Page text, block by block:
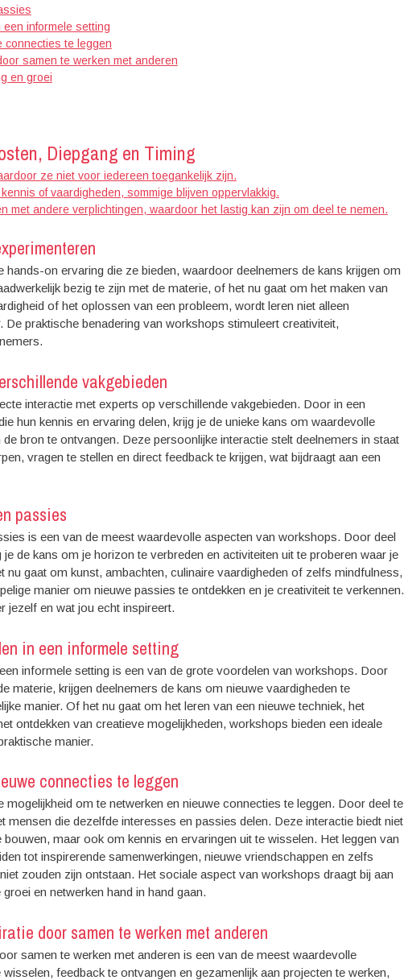
informele setting
connecties te leggen
samen te werken met anderen
en groei
Diepgang en Timing
ze niet voor iedereen toegankelijk zijn.
of vaardigheden, sommige blijven oppervlakkig.
met andere verplichtingen, waardoor het lastig kan zijn om deel te nemen.
on ervaring die ze bieden, waardoor deelnemers de kans krijgen om
bezig te zijn met de materie, of het nu gaat om het maken van
of het oplossen van een probleem, wordt leren niet alleen
praktische benadering van workshops stimuleert creativiteit,
vakgebieden
interactie met experts op verschillende vakgebieden. Door in een
hun kennis en ervaring delen, krijg je de unieke kans om waardevolle
bron te ontvangen. Deze persoonlijke interactie stelt deelnemers in staat
vragen te stellen en direct feedback te krijgen, wat bijdraagt aan een
passies
is een van de meest waardevolle aspecten van workshops. Door deel
de kans om je horizon te verbreden en activiteiten uit te proberen waar je
gaat om kunst, ambachten, culinaire vaardigheden of zelfs mindfulness,
manier om nieuwe passies te ontdekken en je creativiteit te verkennen.
jezelf en wat jou echt inspireert.
in een informele setting
informele setting is een van de grote voordelen van workshops. Door
materie, krijgen deelnemers de kans om nieuwe vaardigheden te
manier. Of het nu gaat om het leren van een nieuwe techniek, het
ontdekken van creatieve mogelijkheden, workshops bieden een ideale
manier.
connecties te leggen
om te netwerken en nieuwe connecties te leggen. Door deel te
die dezelfde interesses en passies delen. Deze interactie biedt niet
maar ook om kennis en ervaringen uit te wisselen. Het leggen van
tot inspirerende samenwerkingen, nieuwe vriendschappen en zelfs
zouden zijn ontstaan. Het sociale aspect van workshops draagt bij aan
en netwerken hand in hand gaan.
door samen te werken met anderen
samen te werken met anderen is een van de meest waardevolle
feedback te ontvangen en gezamenlijk aan projecten te werken,